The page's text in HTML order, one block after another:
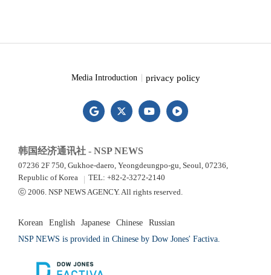
Media Introduction privacy policy
韩国经济通讯社 - NSP NEWS
07236 2F 750, Gukhoe-daero, Yeongdeungpo-gu, Seoul, 07236,
Republic of Korea
TEL: +82-2-3272-2140
ⓒ 2006. NSP NEWS AGENCY. All rights reserved.
Korean English Japanese Chinese
Russian
NSP NEWS is provided in Chinese by Dow Jones' Factiva.